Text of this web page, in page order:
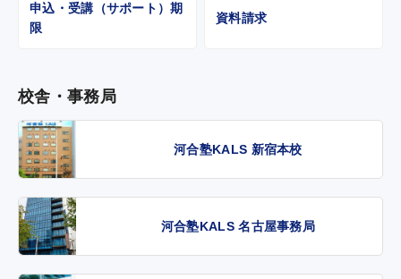
申込・受講（サポート）期
限
資料請求
校舎・事務局
河合塾KALS 新宿本校
河合塾KALS 名古屋事務局